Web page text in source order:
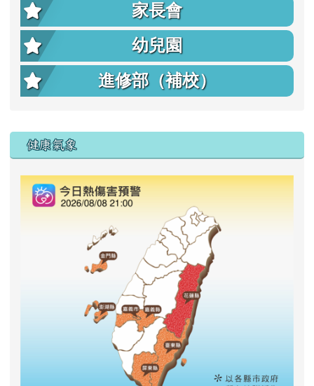
家長會
幼兒園
進修部（補校）
右邊區域內容
健康氣象